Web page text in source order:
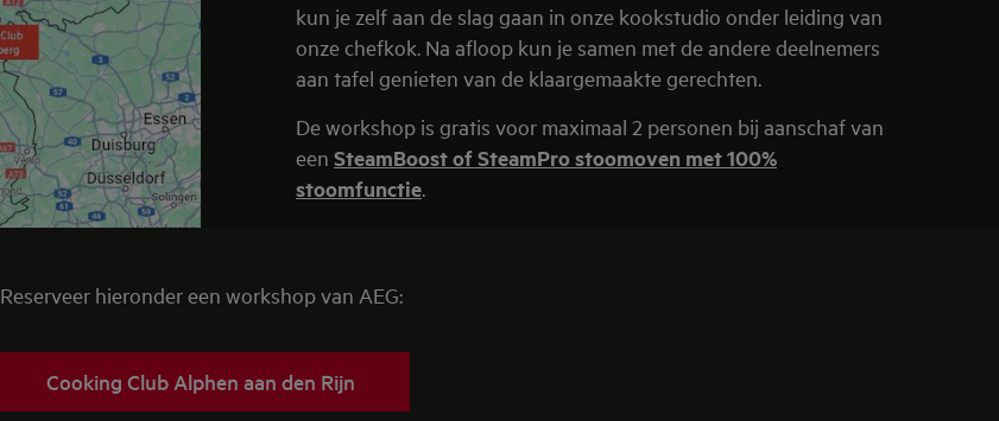
kun je zelf aan de slag gaan in onze kookstudio onder leiding van
onze chefkok. Na afloop kun je samen met de andere deelnemers
aan tafel genieten van de klaargemaakte gerechten.
De workshop is gratis voor maximaal 2 personen bij aanschaf van
een SteamBoost of SteamPro stoomoven met 100%
stoomfunctie.
Reserveer hieronder een workshop van AEG:
Cooking Club Alphen aan den Rijn